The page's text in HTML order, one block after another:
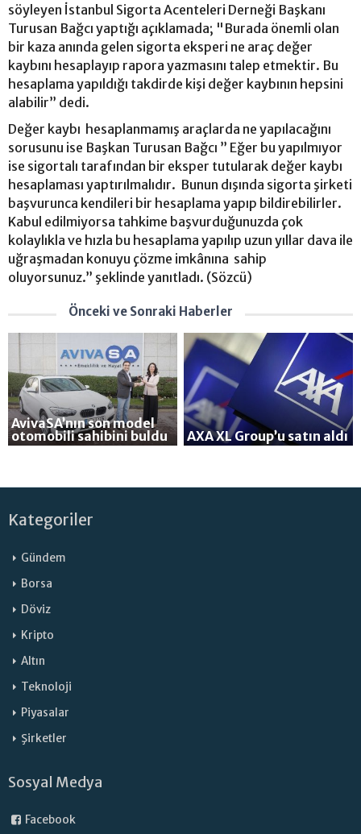
söyleyen İstanbul Sigorta Acenteleri Derneği Başkanı
Turusan Bağcı yaptığı açıklamada; "Burada önemli olan
bir kaza anında gelen sigorta eksperi ne araç değer
kaybını hesaplayıp rapora yazmasını talep etmektir. Bu
hesaplama yapıldığı takdirde kişi değer kaybının hepsini
alabilir” dedi.
Değer kaybı hesaplanmamış araçlarda ne yapılacağını
sorusunu ise Başkan Turusan Bağcı ” Eğer bu yapılmıyor
ise sigortalı tarafından bir eksper tutularak değer kaybı
hesaplaması yaptırılmalıdır. Bunun dışında sigorta şirketi
başvurunca kendileri bir hesaplama yapıp bildirebilirler.
Kabul edilmiyorsa tahkime başvurduğunuzda çok
kolaylıkla ve hızla bu hesaplama yapılıp uzun yıllar dava ile
uğraşmadan konuyu çözme imkânına sahip
oluyorsunuz.” şeklinde yanıtladı. (Sözcü)
Önceki ve Sonraki Haberler
AvivaSA’nın son model
otomobili sahibini buldu
AXA XL Group’u satın aldı
Kategoriler
Gündem
Borsa
Döviz
Kripto
Altın
Teknoloji
Piyasalar
Şirketler
Sosyal Medya
Facebook